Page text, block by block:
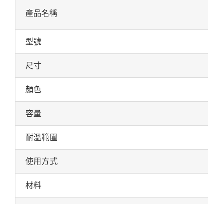
產品名稱
型號
尺寸
顏色
容量
耐溫範圍
使用方式
材料